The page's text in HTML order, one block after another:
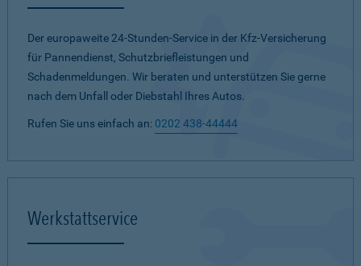
Der europaweite 24-Stunden-Service in der Kfz-Versicherung
für Pannendienst, Schutzbriefleistungen und
Schadenmeldungen. Wir beraten und unterstützen Sie gerne
nach dem Unfall oder Diebstahl Ihres Autos.
Rufen Sie uns einfach an: 0202 438-44444
Werkstattservice